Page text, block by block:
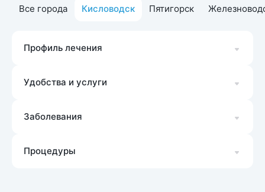
Все города Кисловодск Пятигорск
Профиль лечения
Удобства и услуги
Заболевания
Процедуры